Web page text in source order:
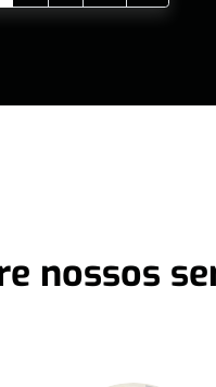
nossos